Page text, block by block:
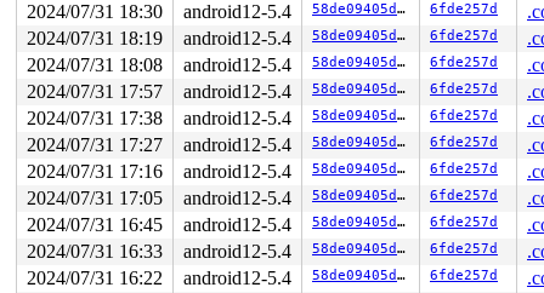
2024/07/31 18:30
android12-5.4 58de09405d1e 6fde257d
2024/07/31 18:19
android12-5.4 58de09405d1e 6fde257d
2024/07/31 18:08
android12-5.4 58de09405d1e 6fde257d
2024/07/31 17:57
android12-5.4 58de09405d1e 6fde257d
2024/07/31 17:38
android12-5.4 58de09405d1e 6fde257d
2024/07/31 17:27
android12-5.4 58de09405d1e 6fde257d
2024/07/31 17:16
android12-5.4 58de09405d1e 6fde257d
2024/07/31 17:05
android12-5.4 58de09405d1e 6fde257d
2024/07/31 16:45
android12-5.4 58de09405d1e 6fde257d
2024/07/31 16:33
android12-5.4 58de09405d1e 6fde257d
2024/07/31 16:22
android12-5.4 58de09405d1e 6fde257d